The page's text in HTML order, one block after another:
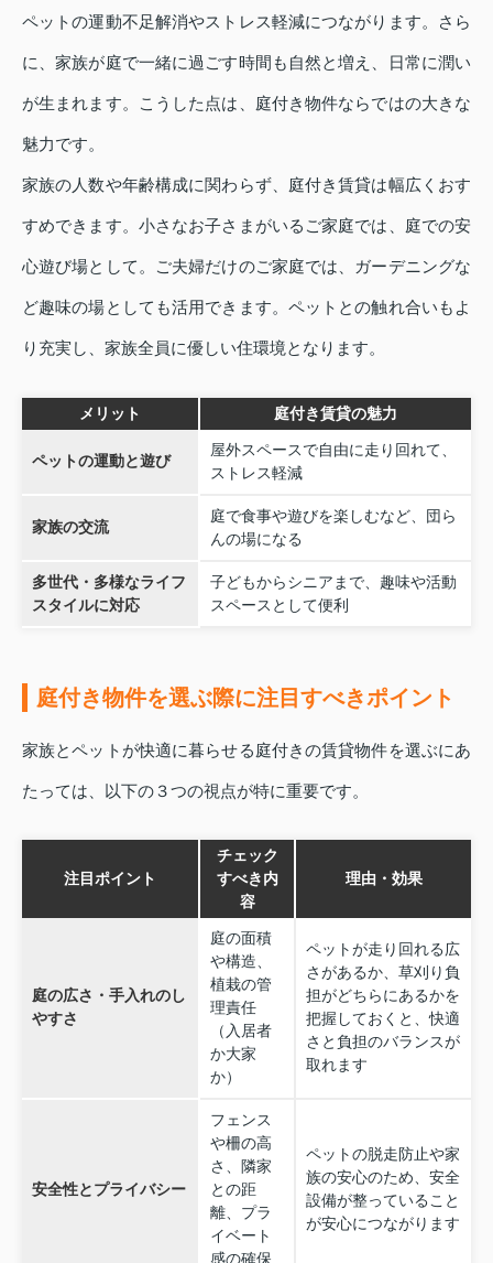
ペットの運動不足解消やストレス軽減につながります。さら
に、家族が庭で一緒に過ごす時間も自然と増え、日常に潤い
が生まれます。こうした点は、庭付き物件ならではの大きな
魅力です。
家族の人数や年齢構成に関わらず、庭付き賃貸は幅広くおす
すめできます。小さなお子さまがいるご家庭では、庭での安
心遊び場として。ご夫婦だけのご家庭では、ガーデニングな
ど趣味の場としても活用できます。ペットとの触れ合いもよ
り充実し、家族全員に優しい住環境となります。
メリット 庭付き賃貸の魅力
ペットの運動と遊び
屋外スペースで自由に走り回れて、
ストレス軽減
家族の交流
庭で食事や遊びを楽しむなど、団ら
んの場になる
多世代・多様なライフ
スタイルに対応
子どもからシニアまで、趣味や活動
スペースとして便利
庭付き物件を選ぶ際に注目すべきポイント
家族とペットが快適に暮らせる庭付きの賃貸物件を選ぶにあ
たっては、以下の３つの視点が特に重要です。
注目ポイント
チェック
すべき内
容
理由・効果
庭の広さ・手入れのし
やすさ
庭の面積
や構造、
植栽の管
理責任
（入居者
か大家
か）
ペットが走り回れる広
さがあるか、草刈り負
担がどちらにあるかを
把握しておくと、快適
さと負担のバランスが
取れます
安全性とプライバシー
フェンス
や柵の高
さ、隣家
との距
離、プラ
イベート
感の確保
ペットの脱走防止や家
族の安心のため、安全
設備が整っていること
が安心につながります